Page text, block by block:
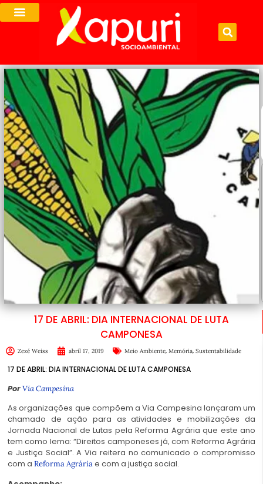
17 DE ABRIL: DIA INTERNACIONAL DE LUTA
CAMPONESA
Zezé Weiss abril 17, 2019 Meio Ambiente, Memória, Sustentabilidade
17 DE ABRIL: DIA INTERNACIONAL DE LUTA CAMPONESA
PorVia Campesina
As organizações que compõem a Via Campesina lançaram um
chamado de ação para as atividades e mobilizações da
Jornada Nacional de Lutas pela Reforma Agrária que este ano
tem como lema: “Direitos camponeses já, com Reforma Agrária
e Justiça Social”. A Via reitera no comunicado o compromisso
com a Reforma Agráriae com a justiça social.